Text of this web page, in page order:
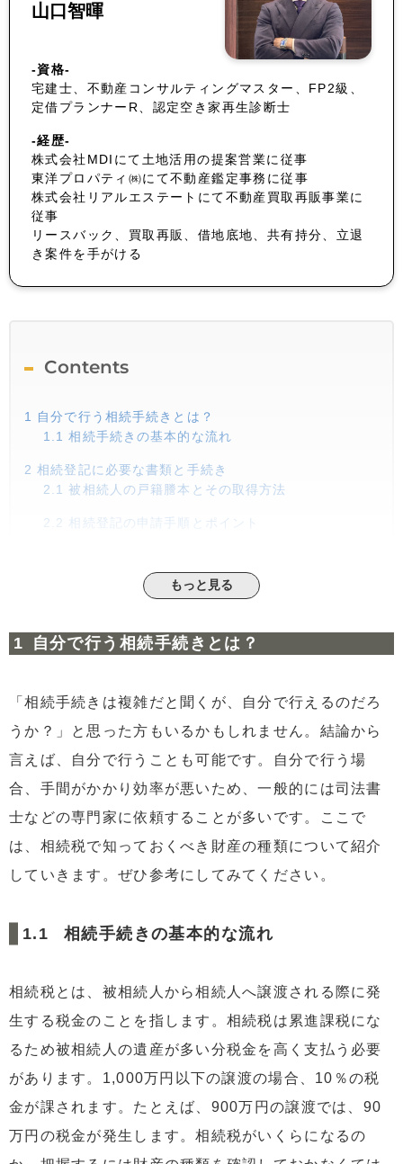
山口智暉
-資格-
宅建士、不動産コンサルティングマスター、FP2級、
定借プランナーR、認定空き家再生診断士
-経歴-
株式会社MDIにて土地活用の提案営業に従事
東洋プロパティ㈱にて不動産鑑定事務に従事
株式会社リアルエステートにて不動産買取再販事業に
従事
リースバック、買取再販、借地底地、共有持分、立退
き案件を手がける
Contents
1
自分で行う相続手続きとは？
1.1 相続手続きの基本的な流れ
2 相続登記に必要な書類と手続き
2.1
被相続人の戸籍謄本とその取得方法
2.2 相続登記の申請手順とポイント
一社のみで決める
まとめ：相続手続きを自分で行うためのポイント
もっと見る
自分で行う相続手続きとは？
「相続手続きは複雑だと聞くが、自分で行えるのだろ
うか？」と思った方もいるかもしれません。結論から
言えば、自分で行うことも可能です。自分で行う場
合、手間がかかり効率が悪いため、一般的には司法書
士などの専門家に依頼することが多いです。ここで
は、相続税で知っておくべき財産の種類について紹介
していきます。ぜひ参考にしてみてください。
相続手続きの基本的な流れ
相続税とは、被相続人から相続人へ譲渡される際に発
生する税金のことを指します。相続税は累進課税にな
るため被相続人の遺産が多い分税金を高く支払う必要
があります。1,000万円以下の譲渡の場合、10％の税
金が課されます。たとえば、900万円の譲渡では、90
万円の税金が発生します。相続税がいくらになるの